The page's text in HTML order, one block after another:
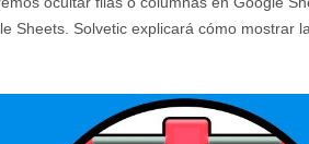
Sheets. Solvetic explicará cómo mostrar